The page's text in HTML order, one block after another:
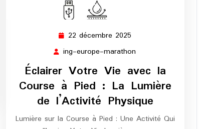
22 décembre 2025
décembre
ing-europe-marathon
europe-
marathon
Éclairer Votre Vie avec la
Course à Pied : La Lumière
de l’Activité Physique
Lumière sur la Course à Pied : Une Activité Qui